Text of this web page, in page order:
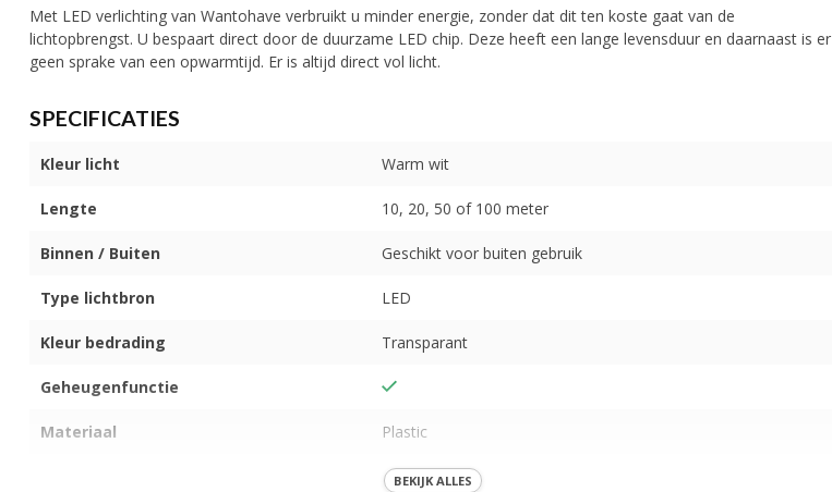
Met LED verlichting van Wantohave verbruikt u minder energie, zonder dat dit ten koste gaat van de
lichtopbrengst. U bespaart direct door de duurzame LED chip. Deze heeft een lange levensduur en daarnaast is er
geen sprake van een opwarmtijd. Er is altijd direct vol licht.
SPECIFICATIES
Kleur licht Warm wit
Lengte 10, 20, 50 of 100 meter
Binnen / Buiten Geschikt voor buiten gebruik
Type lichtbron LED
Kleur bedrading Transparant
Geheugenfunctie
Materiaal Plastic
8 BEKIJK ALLES